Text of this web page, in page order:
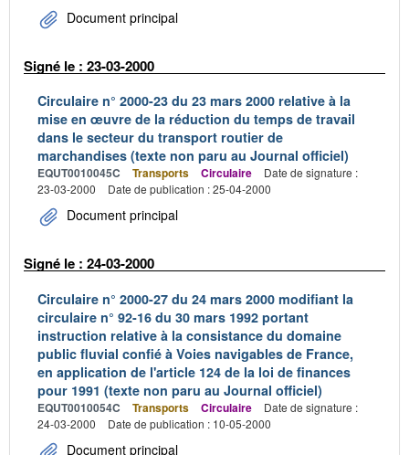
Document principal
Signé le : 23-03-2000
Circulaire n° 2000-23 du 23 mars 2000 relative à la
mise en œuvre de la réduction du temps de travail
dans le secteur du transport routier de
marchandises (texte non paru au Journal officiel)
EQUT0010045C Transports Circulaire
Date de signature :
23-03-2000
Date de publication : 25-04-2000
Document principal
Signé le : 24-03-2000
Circulaire n° 2000-27 du 24 mars 2000 modifiant la
circulaire n° 92-16 du 30 mars 1992 portant
instruction relative à la consistance du domaine
public fluvial confié à Voies navigables de France,
en application de l'article 124 de la loi de finances
pour 1991 (texte non paru au Journal officiel)
EQUT0010054C Transports Circulaire
Date de signature :
24-03-2000
Date de publication : 10-05-2000
Document principal